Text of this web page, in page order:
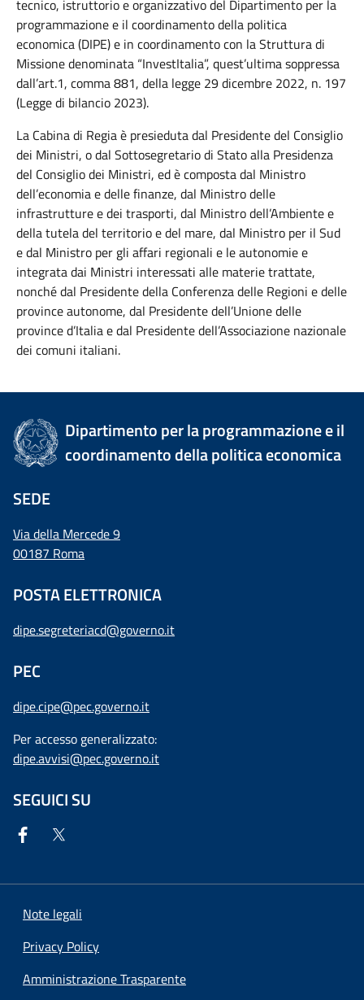
tecnico, istruttorio e organizzativo del Dipartimento per la
programmazione e il coordinamento della politica
economica (DIPE) e in coordinamento con la Struttura di
Missione denominata “InvestItalia”, quest’ultima soppressa
dall’art.1, comma 881, della legge 29 dicembre 2022, n. 197
(Legge di bilancio 2023).
La Cabina di Regia è presieduta dal Presidente del Consiglio
dei Ministri, o dal Sottosegretario di Stato alla Presidenza
del Consiglio dei Ministri, ed è composta dal Ministro
dell’economia e delle finanze, dal Ministro delle
infrastrutture e dei trasporti, dal Ministro dell’Ambiente e
della tutela del territorio e del mare, dal Ministro per il Sud
e dal Ministro per gli affari regionali e le autonomie e
integrata dai Ministri interessati alle materie trattate,
nonché dal Presidente della Conferenza delle Regioni e delle
province autonome, dal Presidente dell’Unione delle
province d’Italia e dal Presidente dell’Associazione nazionale
dei comuni italiani.
Dipartimento per la programmazione e il
coordinamento della politica economica
SEDE
Via della Mercede 9
00187 Roma
POSTA ELETTRONICA
dipe.segreteriacd@governo.it
PEC
dipe.cipe@pec.governo.it
Per accesso generalizzato:
dipe.avvisi@pec.governo.it
SEGUICI SU
Note legali
Privacy Policy
Amministrazione Trasparente